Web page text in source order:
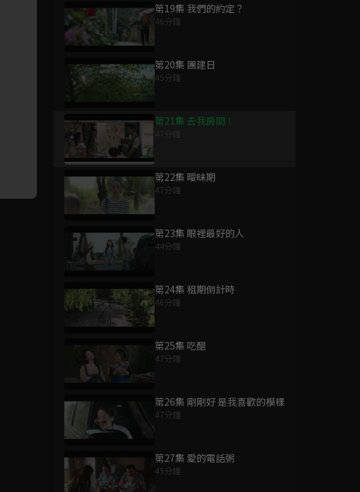
第19集 我們的約定？
46分鐘
第20集 團建日
45分鐘
第21集 去我房間！
第22集 曖昧期
47分鐘
第23集 眼裡最好的人
44分鐘
第24集 租期倒計時
46分鐘
第25集 吃醋
47分鐘
第26集 剛剛好 是我喜歡的模樣
47分鐘
第27集 愛的電話粥
45分鐘